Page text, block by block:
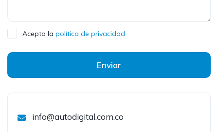
Acepto la política de privacidad
Enviar
info@autodigital.com.co